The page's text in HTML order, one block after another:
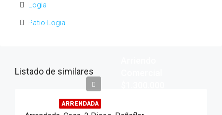
Logia
Patio-Logia
Listado de similares
ARRENDADA